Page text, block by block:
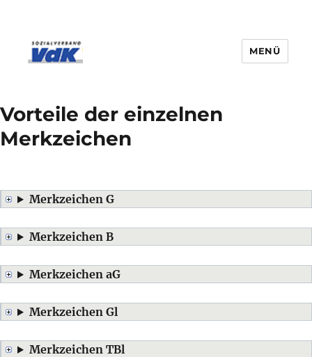
MENÜ
Vorteile der einzelnen
Merkzeichen
Merkzeichen G
Merkzeichen B
Merkzeichen aG
Merkzeichen Gl
Merkzeichen TBl